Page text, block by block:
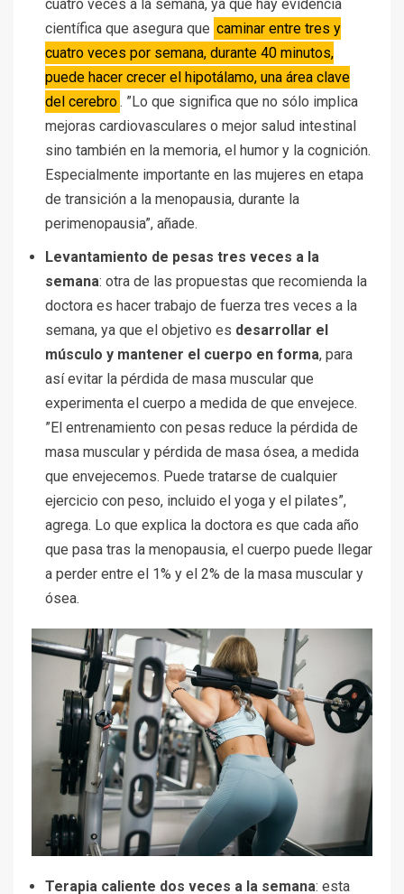
cuatro veces a la semana, ya que hay evidencia
científica que asegura que caminar entre tres y
cuatro veces por semana, durante 40 minutos,
puede hacer crecer el hipotálamo, una área clave
del cerebro. ”Lo que significa que no sólo implica
mejoras cardiovasculares o mejor salud intestinal
sino también en la memoria, el humor y la cognición.
Especialmente importante en las mujeres en etapa
de transición a la menopausia, durante la
perimenopausia”, añade.
Levantamiento de pesas tres veces a la
semana: otra de las propuestas que recomienda la
doctora es hacer trabajo de fuerza tres veces a la
semana, ya que el objetivo es desarrollar el
músculo y mantener el cuerpo en forma, para
así evitar la pérdida de masa muscular que
experimenta el cuerpo a medida de que envejece.
”El entrenamiento con pesas reduce la pérdida de
masa muscular y pérdida de masa ósea, a medida
que envejecemos. Puede tratarse de cualquier
ejercicio con peso, incluido el yoga y el pilates”,
agrega. Lo que explica la doctora es que cada año
que pasa tras la menopausia, el cuerpo puede llegar
a perder entre el 1% y el 2% de la masa muscular y
ósea.
Terapia caliente dos veces a la semana: esta